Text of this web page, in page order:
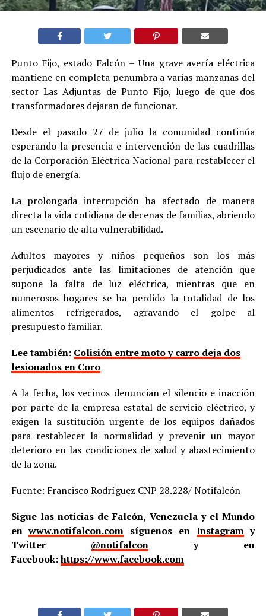
Punto Fijo, estado Falcón – Una grave avería eléctrica
mantiene en completa penumbra a varias manzanas del
sector Las Adjuntas de Punto Fijo, luego de que dos
transformadores dejaran de funcionar.
Desde el pasado 27 de julio la comunidad continúa
esperando la presencia e intervención de las cuadrillas
de la Corporación Eléctrica Nacional para restablecer el
flujo de energía.
La prolongada interrupción ha afectado de manera
directa la vida cotidiana de decenas de familias, abriendo
un escenario de alta vulnerabilidad.
Adultos mayores y niños pequeños son los más
perjudicados ante las limitaciones de atención que
supone la falta de luz eléctrica, mientras que en
numerosos hogares se ha perdido la totalidad de los
alimentos refrigerados, agravando el golpe al
presupuesto familiar.
Lee también: Colisión entre moto y carro deja dos
lesionados en Coro
A la fecha, los vecinos denuncian el silencio e inacción
por parte de la empresa estatal de servicio eléctrico, y
exigen la sustitución urgente de los equipos dañados
para restablecer la normalidad y prevenir un mayor
deterioro en las condiciones de salud y abastecimiento
de la zona.
Fuente: Francisco Rodríguez CNP 28.228/ Notifalcón
Sigue las noticias de Falcón, Venezuela y el Mundo
enwww.notifalcon.com síguenos en Instagramy
Twitter @notifalcony en
Facebook:https://www.facebook.com